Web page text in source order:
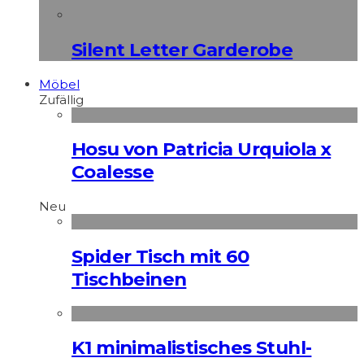
Silent Letter Garderobe
Möbel
Zufällig
Hosu von Patricia Urquiola x
Coalesse
Neu
Spider Tisch mit 60
Tischbeinen
K1 minimalistisches Stuhl-